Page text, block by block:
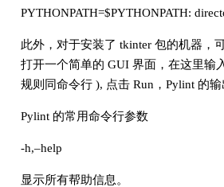
PYTHONPATH=$PYTHONPATH:
此外，对于安装了 tkinter 包的机器，
打开一个简单的 GUI 界面，在这里输
规则同命令行 ), 点击 Run，Pylint 的输
Pylint 的常用命令行参数
-h,–help
显示所有帮助信息。